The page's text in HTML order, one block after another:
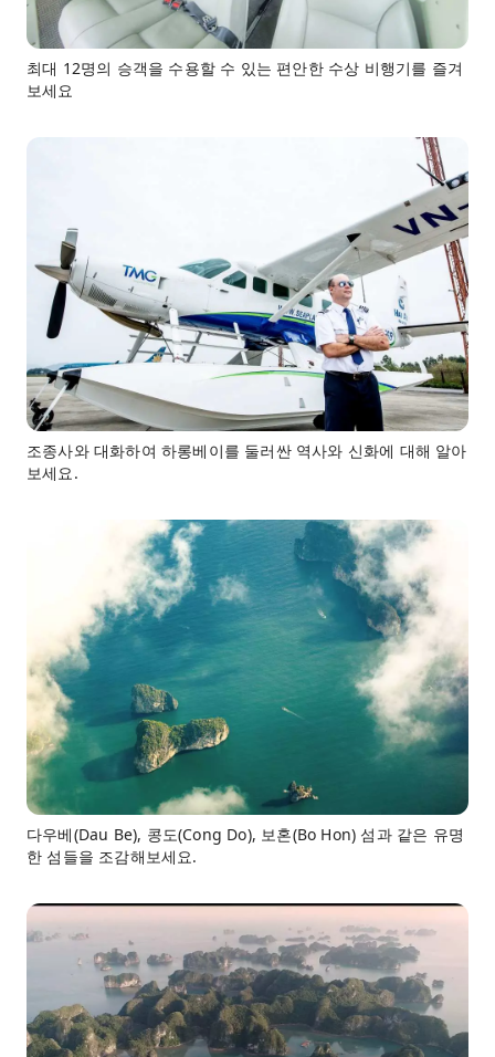
최대 12명의 승객을 수용할 수 있는 편안한 수상 비행기를 즐겨
보세요
조종사와 대화하여 하롱베이를 둘러싼 역사와 신화에 대해 알아
보세요.
다우베(Dau Be), 콩도(Cong Do), 보혼(Bo Hon) 섬과 같은 유명
한 섬들을 조감해보세요.